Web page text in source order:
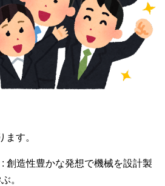
す。
: 創造性豊かな発想で機械を設計製
。